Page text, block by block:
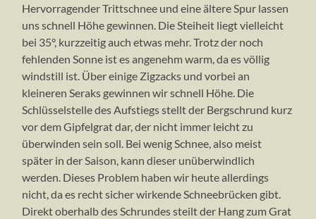
Zwillingsjoch
(3846m),
diesmal
bei
Schnee
Hervorragender Trittschnee und eine ältere Spur lassen
uns schnell Höhe gewinnen. Die Steiheit liegt vielleicht
bei 35°, kurzzeitig auch etwas mehr. Trotz der noch
fehlenden Sonne ist es angenehm warm, da es völlig
windstill ist. Über einige Zigzacks und vorbei an
kleineren Seraks gewinnen wir schnell Höhe. Die
Schlüsselstelle des Aufstiegs stellt der Bergschrund kurz
vor dem Gipfelgrat dar, der nicht immer leicht zu
überwinden sein soll. Bei wenig Schnee, also meist
später in der Saison, kann dieser unüberwindlich
werden. Dieses Problem haben wir heute allerdings
nicht, da es recht sicher wirkende Schneebrücken gibt.
Direkt oberhalb des Schrundes steilt der Hang zum Grat